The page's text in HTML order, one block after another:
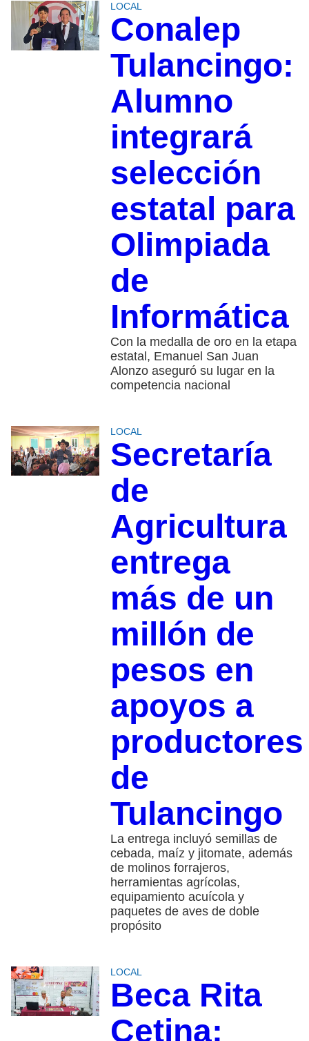
LOCAL
Conalep
Tulancingo:
Alumno
integrará
selección
estatal para
Olimpiada
de
Informática
Con la medalla de oro en la etapa
estatal, Emanuel San Juan
Alonzo aseguró su lugar en la
competencia nacional
LOCAL
Secretaría
de
Agricultura
entrega
más de un
millón de
pesos en
apoyos a
productores
de
Tulancingo
La entrega incluyó semillas de
cebada, maíz y jitomate, además
de molinos forrajeros,
herramientas agrícolas,
equipamiento acuícola y
paquetes de aves de doble
propósito
LOCAL
Beca Rita
Cetina: